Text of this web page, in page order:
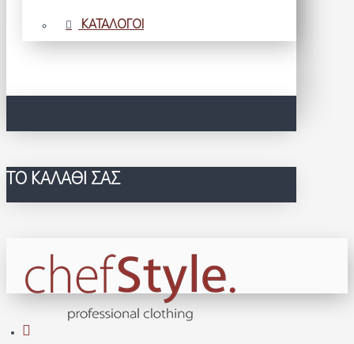
ΚΑΤΑΛΟΓΟΙ
ΤΟ ΚΑΛΆΘΙ ΣΑΣ